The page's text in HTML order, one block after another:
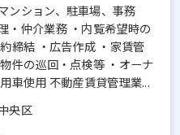
ンション、駐車場、事務
・仲介業務 ・内覧希望時の
締結 ・広告作成 ・家賃管
件の巡回・点検等 ・オーナ
車使用 不動産賃貸管理業...
央区